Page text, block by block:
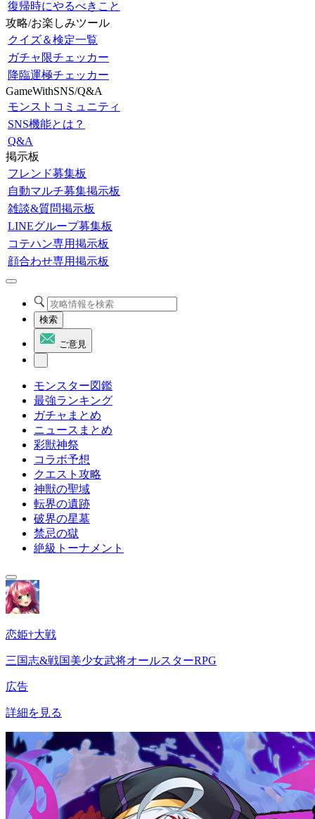
復帰時にやるべきこと
攻略/お楽しみツール
クイズ＆検定一覧
ガチャ限チェッカー
降臨運極チェッカー
GameWithSNS/Q&A
モンストコミュニティ
SNS機能とは？
Q&A
掲示板
フレンド募集板
自動マルチ募集掲示板
雑談&質問掲示板
LINEグループ募集板
コテハン専用掲示板
顔合わせ専用掲示板
検索
ご意見
モンスター図鑑
最強ランキング
ガチャまとめ
ニュースまとめ
彩獣神祭
コラボ予想
クエスト攻略
神獣の聖域
転界の遺跡
破界の星墓
禁忌の獄
絶級トーナメント
恋姫†大戦
三国志&戦国美少女武将オールスターRPG
広告
詳細を見る